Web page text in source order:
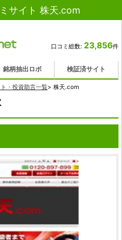
サイト 株天.com
口コミ総数: 23,856件
銘柄抽出ロボ 検証済サイト
・投資助言一覧> 株天.com